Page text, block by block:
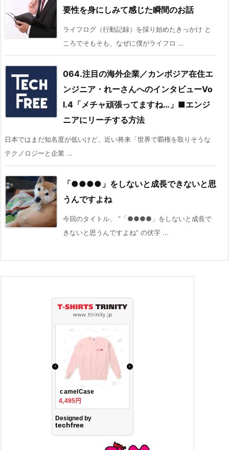
要性を身にしみて感じた瞬間のお話
ライフログ（行動記録）を採り始めたきっかけ と
ころでそもそも、なぜに僕がライフロ ...
064.注目の海外企業／カンボジア在住エ
ンジニア・れーさんへのインタビューVo
l.4「メチャ頑張ってますね…」■エンジ
ニアにリーチする方法
日本ではまだ知名度が低いけど、近い将来「世界で覇権を取りそうな
テクノロジーと企業 ...
「●●●●」をしないと成長できないと思
うんですよね
今回のタイトル、 ”「●●●●」をしないと成長で
きないと思うんですよね” の伏字 ...